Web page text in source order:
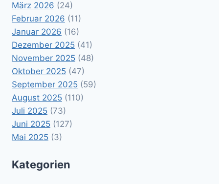
März 2026 (24)
Februar 2026 (11)
Januar 2026 (16)
Dezember 2025 (41)
November 2025 (48)
Oktober 2025 (47)
September 2025 (59)
August 2025 (110)
Juli 2025 (73)
Juni 2025 (127)
Mai 2025 (3)
Kategorien